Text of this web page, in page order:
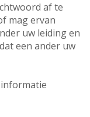
af te
mag ervan
uw leiding en
een ander uw